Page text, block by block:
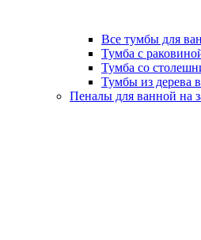
Все тумбы для
Тумба с
Тумба со
Тумбы из дерева
Пеналы для ванной на